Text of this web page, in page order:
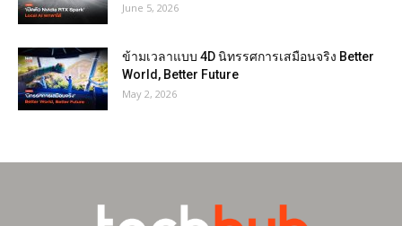
June 5, 2026
ข้ามเวลาแบบ 4D นิทรรศการเสมือนจริง Better
World, Better Future
May 2, 2026